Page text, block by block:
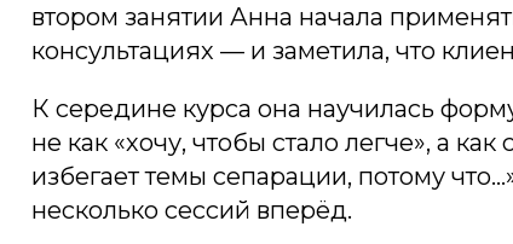
втором занятии Анна начала
консультациях — и заметила, что
К середине курса она научилась
не как «хочу, чтобы стало легче», а
избегает темы сепарации, потому
несколько сессий вперёд.